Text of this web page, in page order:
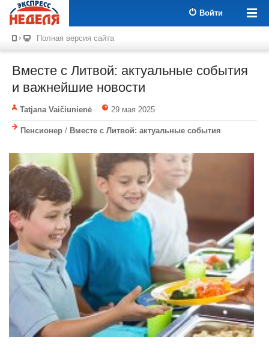
Войти
Полная версия сайта
Вместе с Литвой: актуальные события
и важнейшие новости
Tatjana Vaičiunienė 29 мая 2025
Пенсионер / Вместе с Литвой: актуальные события